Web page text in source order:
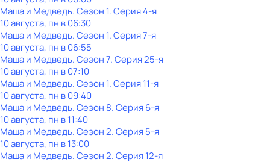
Маша и Медведь. Сезон 1. Серия 4-я
10 августа, пн в 06:30
Маша и Медведь. Сезон 1. Серия 7-я
10 августа, пн в 06:55
Маша и Медведь. Сезон 7. Серия 25-я
10 августа, пн в 07:10
Маша и Медведь. Сезон 1. Серия 11-я
10 августа, пн в 09:40
Маша и Медведь. Сезон 8. Серия 6-я
10 августа, пн в 11:40
Маша и Медведь. Сезон 2. Серия 5-я
10 августа, пн в 13:00
Маша и Медведь. Сезон 2. Серия 12-я